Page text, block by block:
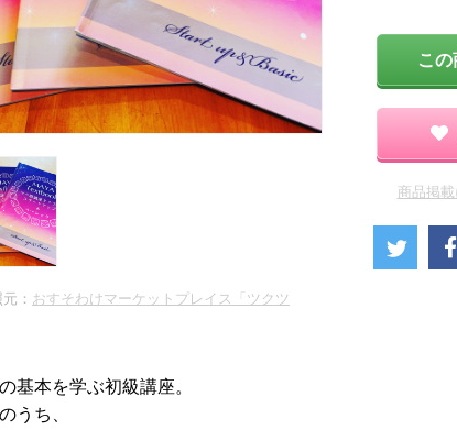
： おすそわけマーケットプレイス「ツクツ
こ
商品掲
基本を学ぶ初級講座。
うち、